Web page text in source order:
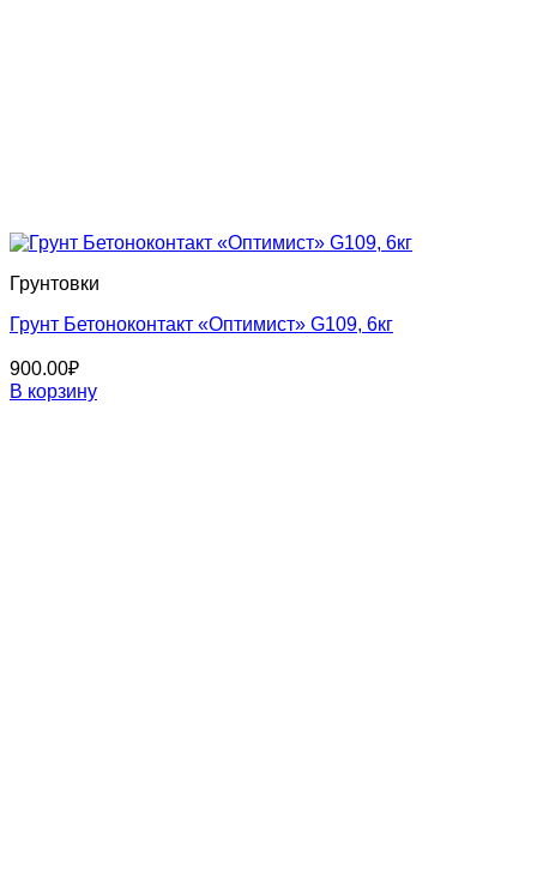
Грунтовки
Грунт Бетоноконтакт «Оптимист» G109, 6кг
900.00₽
В корзину